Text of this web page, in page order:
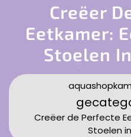
Creëer
Eetkamer:
Stoelen
Creëer de Perfecte
Stoelen